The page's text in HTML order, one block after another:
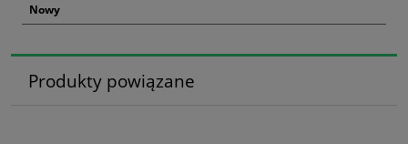
Nowy
Produkty powiązane